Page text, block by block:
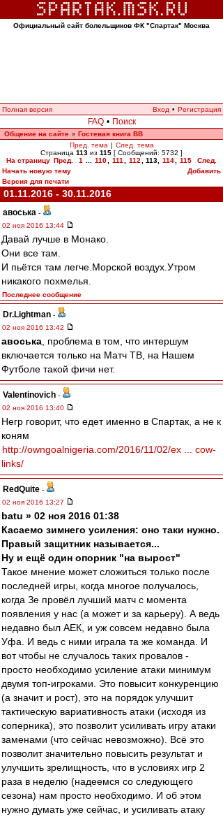
Официальный сайт болельщиков ФК "Спартак" Москва
Полная версия Вход • Регистрация
FAQ • Поиск
Общение на сайте » Гостевая книга ВВ
Пред. тема | След. тема
Страница 113 из 115 [ Сообщений: 5732 ]
На страницу Пред. 1 110 111 112 113 114 115
След.
Начать новую тему
Добавить
Версия для печати
01.11.2016 - 30.11.2016
авоська -
02 ноя 2016 13:44
Давай лучше в Монако.
Они все там.
И пьётся там легче.Морской воздух.Утром
никакого похмелья.
Последнее сообщение
Dr.Lightman -
02 ноя 2016 13:42
авоська , проблема в том, что интершум
включается только на Матч ТВ, на Нашем
Футболе такой фичи нет.
Valentinovich -
02 ноя 2016 13:40
Негр говорит, что едет именно в Спартак, а не к
коням
http://owngoalnigeria.com/2016/11/02/ex ... cow-
links/
RedQuite -
02 ноя 2016 13:27
batu » 02 ноя 2016 01:38
Касаемо зимнего усиления: оно таки нужно.
Правый защитник называется...
Ну и ещё один опорник "на вырост"
Такое мнение может сложиться только после
последней игры, когда многое получалось,
когда Зе провёл лучший матч с момента
появления у нас (а может и за карьеру). А ведь
недавно был АЕК, и уж совсем недавно была
Уфа. И ведь с ними играла та же команда. И
вот чтобы не случалось таких провалов -
просто необходимо усиление атаки минимум
двумя топ-игроками. Это повысит конкуренцию
(а значит и рост), это на порядок улучшит
тактическую вариативность атаки (исходя из
соперника), это позволит усиливать игру атаки
заменами (что сейчас невозможно). Всё это
позволит значительно повысить результат и
улучшить зрелищность, что в условиях игр 2
раза в неделю (надеемся со следующего
сезона) нам просто необходимо. И об этом
нужно думать уже сейчас, и усиливать атаку